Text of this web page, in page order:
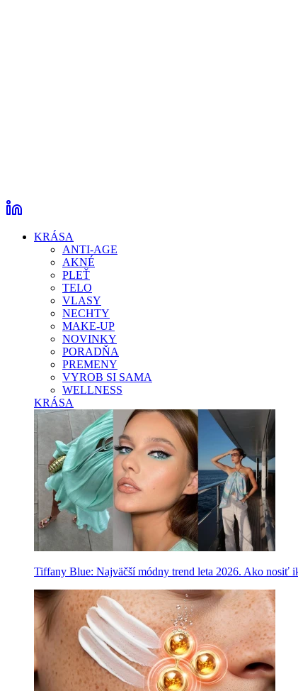
KRÁSA
ANTI-AGE
AKNÉ
PLEŤ
TELO
VLASY
NECHTY
MAKE-UP
NOVINKY
PORADŇA
PREMENY
VYROB SI SAMA
WELLNESS
KRÁSA
Tiffany Blue: Najväčší módny trend leta 2026. Ako nosiť